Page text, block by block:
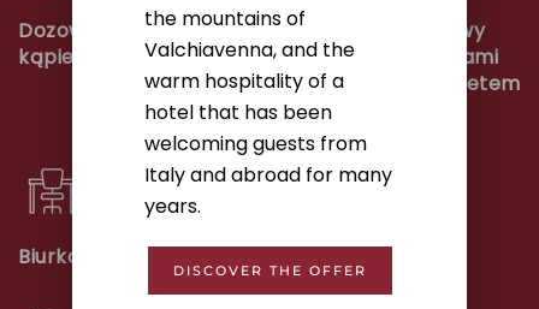
Dozownik z płynem do
kąpieli
Telewizor plazmowy
40” full HD z kanałami
satelitarnymi, pakietem
Sky i Wi-Fi
Biurko
the mountains of
Valchiavenna, and the
warm hospitality of a
hotel that has been
welcoming guests from
Italy and abroad for many
years.
DISCOVER THE OFFER